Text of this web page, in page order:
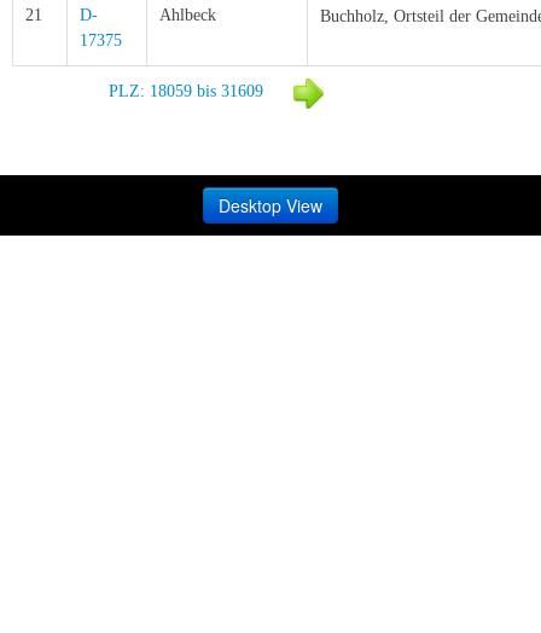
21
D-
17375
Ahlbeck Buchholz, Ortsteil der
PLZ: 18059 bis 31609
Desktop View